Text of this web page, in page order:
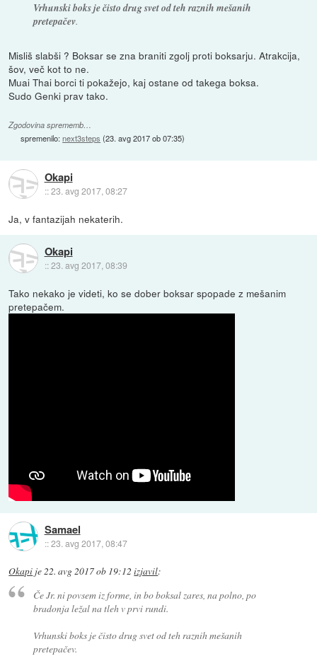
Vrhunski boks je čisto drug svet od teh raznih mešanih
pretepačev.
Misliš slabši ? Boksar se zna braniti zgolj proti boksarju. Atrakcija,
šov, več kot to ne.
Muai Thai borci ti pokažejo, kaj ostane od takega boksa.
Sudo Genki prav tako.
Zgodovina sprememb…
spremenilo:next3steps (23. avg 2017 ob 07:35)
Okapi
::23. avg 2017, 08:27
Ja, v fantazijah nekaterih.
Okapi
::23. avg 2017, 08:39
Tako nekako je videti, ko se dober boksar spopade z mešanim
pretepačem.
Samael
::23. avg 2017, 08:47
Okapi je22. avg 2017 ob 19:12 izjavil:
Če Jr. ni povsem iz forme, in bo boksal zares, na polno, po
bradonja ležal na tleh v prvi rundi.
Vrhunski boks je čisto drug svet od teh raznih mešanih
pretepačev.